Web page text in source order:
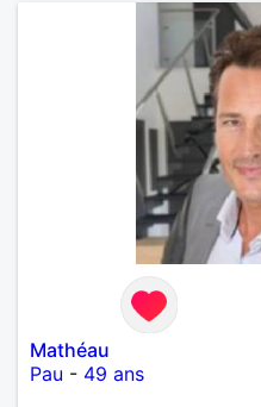
Mathéau
Pau - 49 ans